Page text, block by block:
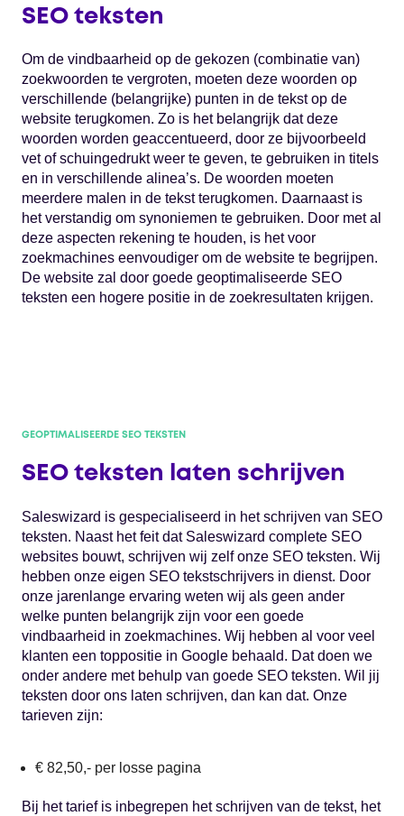
SEO teksten
Om de vindbaarheid op de gekozen (combinatie van)
zoekwoorden te vergroten, moeten deze woorden op
verschillende (belangrijke) punten in de tekst op de
website terugkomen. Zo is het belangrijk dat deze
woorden worden geaccentueerd, door ze bijvoorbeeld
vet of schuingedrukt weer te geven, te gebruiken in titels
en in verschillende alinea’s. De woorden moeten
meerdere malen in de tekst terugkomen. Daarnaast is
het verstandig om synoniemen te gebruiken. Door met al
deze aspecten rekening te houden, is het voor
zoekmachines eenvoudiger om de website te begrijpen.
De website zal door goede geoptimaliseerde SEO
teksten een hogere positie in de zoekresultaten krijgen.
GEOPTIMALISEERDE SEO TEKSTEN
SEO teksten laten schrijven
Saleswizard is gespecialiseerd in het schrijven van SEO
teksten. Naast het feit dat Saleswizard complete SEO
websites bouwt, schrijven wij zelf onze SEO teksten. Wij
hebben onze eigen SEO tekstschrijvers in dienst. Door
onze jarenlange ervaring weten wij als geen ander
welke punten belangrijk zijn voor een goede
vindbaarheid in zoekmachines. Wij hebben al voor veel
klanten een toppositie in Google behaald. Dat doen we
onder andere met behulp van goede SEO teksten. Wil jij
teksten door ons laten schrijven, dan kan dat. Onze
tarieven zijn:
€ 82,50,- per losse pagina
Bij het tarief is inbegrepen het schrijven van de tekst, het